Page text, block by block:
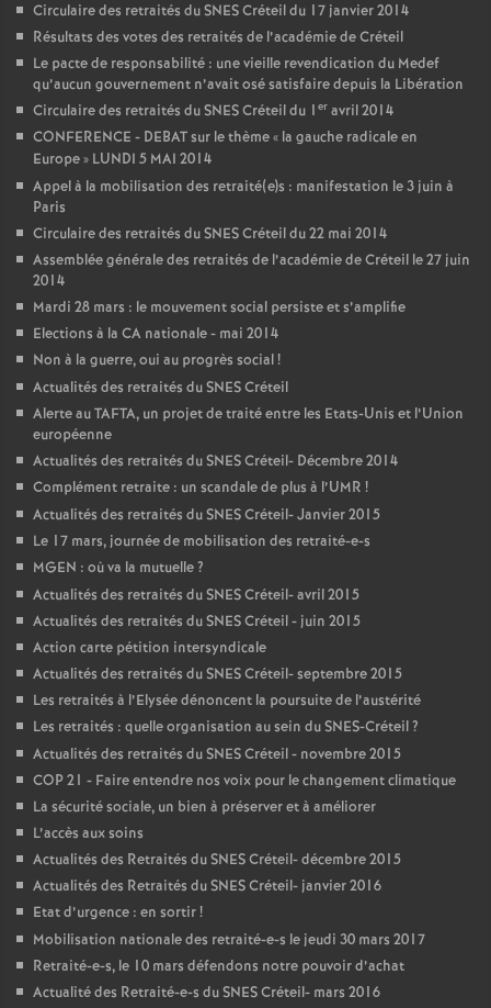
Circulaire des retraités duSNESCréteil du 17 janvier 2014
Résultats des votes des retraités de l’académie de Créteil
Le pacte de responsabilité : une vieille revendication du Medef
qu’aucun gouvernement n’avait osé satisfaire depuis la Libération
Circulaire des retraités duSNESCréteil du 1 er avril 2014
CONFERENCE - DEBATsur le thème « la gauche radicale en
Europe» LUNDI 5 MAI 2014
Appel à la mobilisation des retraité(e)s : manifestation le 3 juin à
Paris
Circulaire des retraités duSNESCréteil du 22 mai 2014
Assemblée générale des retraités de l’académie de Créteil le 27 juin
2014
Mardi 28 mars : le mouvement social persiste et s’amplifie
Elections à la CA nationale - mai 2014
Non à la guerre, oui au progrès social!
Actualités des retraités duSNESCréteil
Alerte auTAFTA, un projet de traité entre les Etats-Unis et l’Union
européenne
Actualités des retraités duSNESCréteil- Décembre 2014
Complément retraite : un scandale de plus à l’UMR !
Actualités des retraités duSNESCréteil- Janvier 2015
Le 17 mars, journée de mobilisation des retraité-e-s
MGEN : où va la mutuelle?
Actualités des retraités duSNESCréteil- avril 2015
Actualités des retraités duSNESCréteil - juin 2015
Action carte pétition intersyndicale
Actualités des retraités duSNESCréteil- septembre 2015
Les retraités à l’Elysée dénoncent la poursuite de l’austérité
Les retraités : quelle organisation au sein duSNES-Créteil?
Actualités des retraités duSNESCréteil - novembre 2015
COP21 - Faire entendre nos voix pour le changement climatique
La sécurité sociale, un bien à préserver et à améliorer
L’accès aux soins
Actualités des Retraités duSNESCréteil- décembre 2015
Actualités des Retraités duSNESCréteil- janvier 2016
Etat d’urgence : en sortir!
Mobilisation nationale des retraité-e-s le jeudi 30 mars 2017
Retraité-e-s, le 10 mars défendons notre pouvoir d’achat
Actualité des Retraité-e-s duSNESCréteil- mars 2016